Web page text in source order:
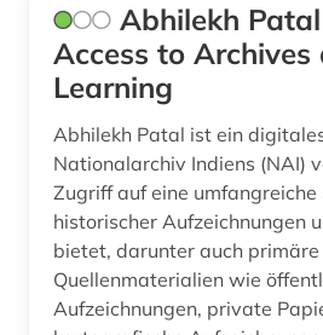
beeinträchtigung (1)
behindertenrecht (1)
behörde (2)
beilegung (1)
bekanntmachungen (1)
Abhilekh
Access to Archives
Learning
Abhilekh Patal ist ein
Nationalarchiv Indiens (NAI)
Zugriff auf eine umfangreiche
historischer Aufzeichnungen
bietet, darunter auch primäre
Quellenmaterialien wie
Aufzeichnungen, private